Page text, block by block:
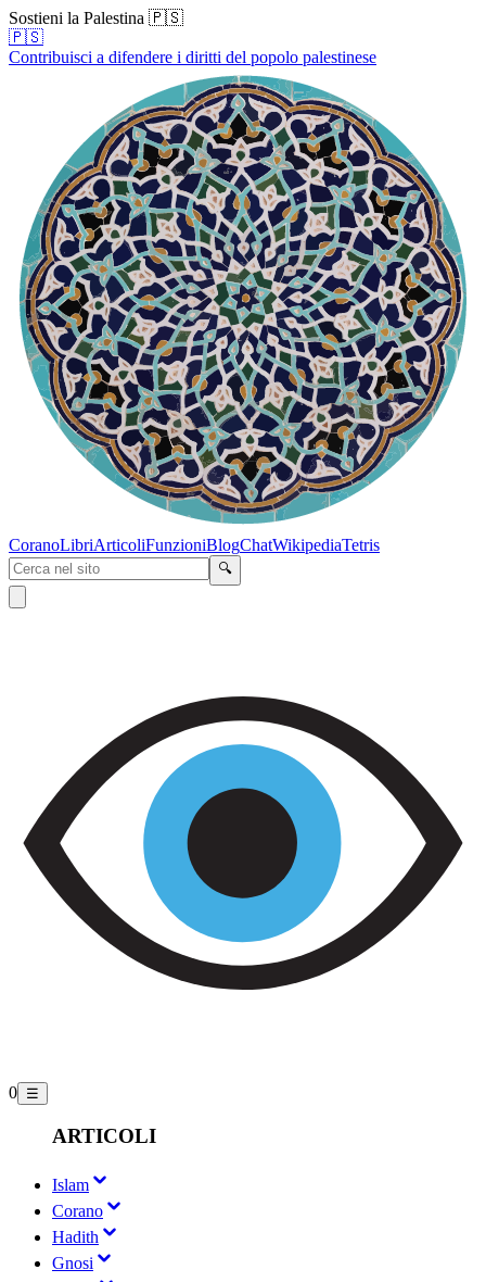
Sostieni la Palestina 🇵🇸
🇵🇸
Contribuisci a difendere i diritti del popolo palestinese
CoranoLibriArticoliFunzioniBlogChatWikipediaTetris
🔍
0 ☰
ARTICOLI
Islam
Corano
Hadith
Gnosi